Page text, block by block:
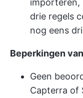
drie regels
nog eens
Beperkingen
Geen
Capterra of